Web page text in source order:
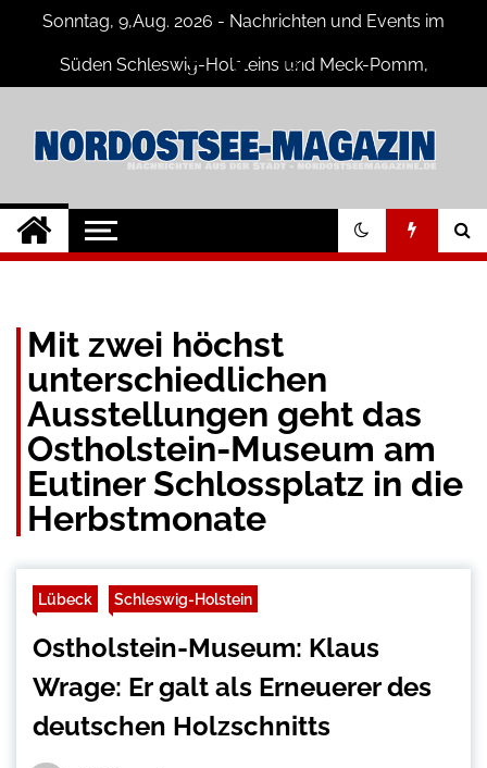
Sonntag, 9,Aug. 2026 - Nachrichten und Events im
Süden Schleswig-Holsteins und Meck-Pomm,
Nord-Ostsee-
Magazine Blog
Der Blog der Nord-Ostsee Magazine
Mit zwei höchst
unterschiedlichen
Ausstellungen geht das
Ostholstein-Museum am
Eutiner Schlossplatz in die
Herbstmonate
Lübeck Schleswig-Holstein
Ostholstein-Museum: Klaus
Wrage: Er galt als Erneuerer des
deutschen Holzschnitts